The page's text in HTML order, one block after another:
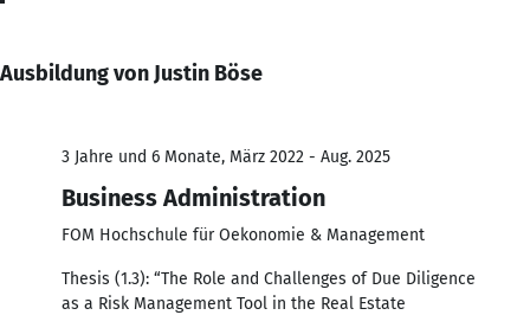
Ausbildung von Justin Böse
3 Jahre und 6 Monate, März 2022 - Aug. 2025
Business Administration
FOM Hochschule für Oekonomie & Management
Thesis (1.3): “The Role and Challenges of Due Diligence
as a Risk Management Tool in the Real Estate